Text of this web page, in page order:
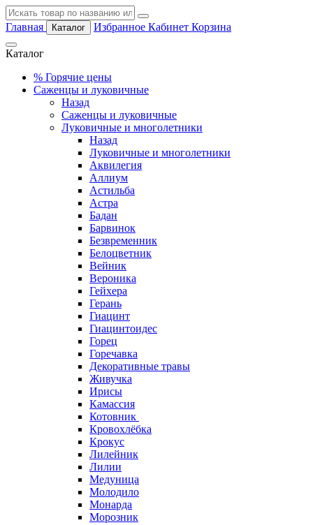
Главная Каталог Избранное Кабинет Корзина
Каталог
% Горячие цены
Саженцы и луковичные
Назад
Саженцы и луковичные
Луковичные и многолетники
Назад
Луковичные и многолетники
Аквилегия
Аллиум
Астильба
Астра
Бадан
Барвинок
Безвременник
Белоцветник
Вейник
Вероника
Гейхера
Герань
Гиацинт
Гиацинтоидес
Горец
Горечавка
Декоративные травы
Живучка
Ирисы
Камассия
Котовник
Кровохлёбка
Крокус
Лилейник
Лилии
Медуница
Молодило
Монарда
Морозник